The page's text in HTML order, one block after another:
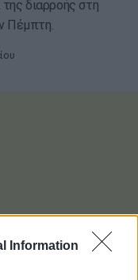
Information
της διαρροής στη
Πέμπτη.